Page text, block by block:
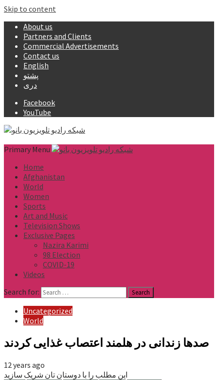
Skip to content
About us
Partners and Clients
Commercial Advertisements
Contact us
English
پشتو
دری
Facebook
YouTube
Primary Menu
Home
Afghanistan
World
Women
Sports
Art and Music
Television Shows
Exclusive Pages
Nazira Karimi
98 Election
COVID-19
Videos
Search for:
Uncategorized
World
صدها زندانی در هلمند اعتصاب غذایی کردند
12 years ago
این مطلب را با دوستان تان شریک سازید